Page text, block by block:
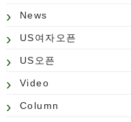
News
US여자오픈
US오픈
Video
Column